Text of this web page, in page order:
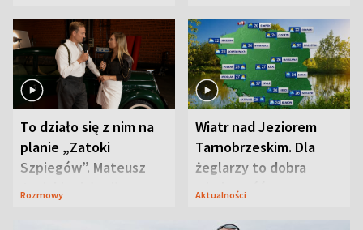
To działo się z nim na
planie „Zatoki
Szpiegów”. Mateusz
Janicki odsłonił
Rozmowy
Wiatr nad Jeziorem
Tarnobrzeskim. Dla
żeglarzy to dobra
wiadomość
Aktualności